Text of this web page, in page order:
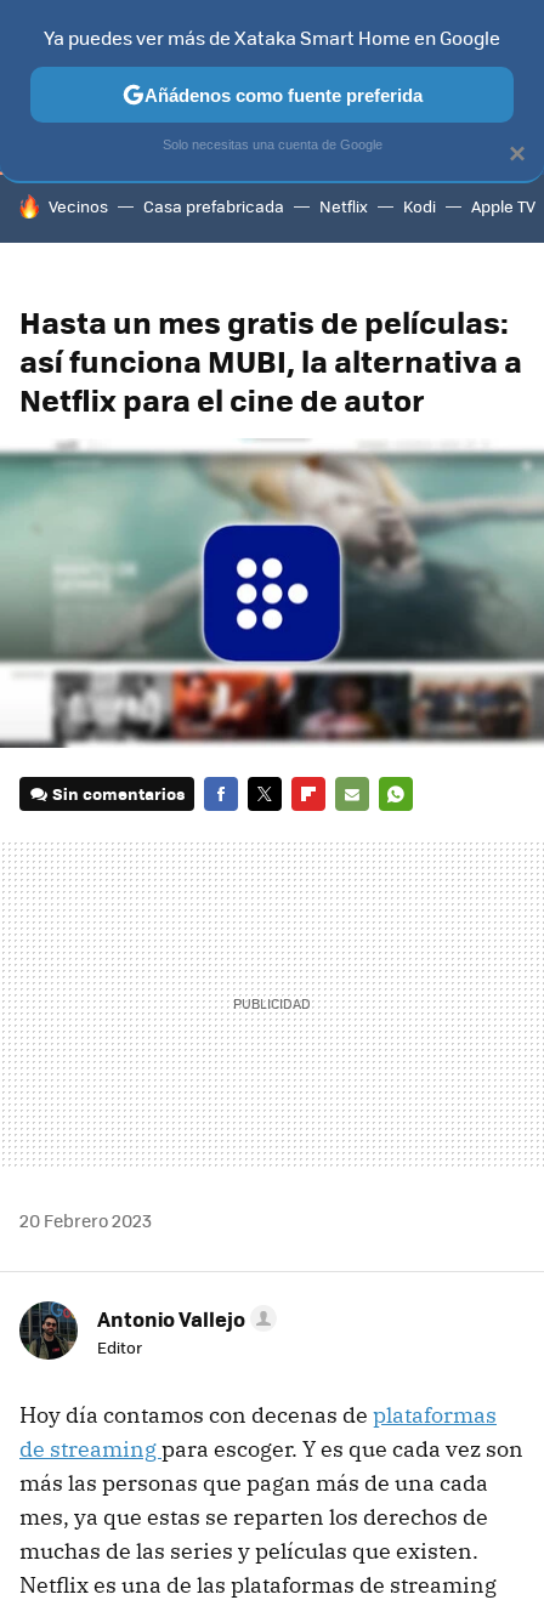
TELEVISORES CONTENIDOS SMART TV SELECCIÓN
HOY SE HABLA DE
Vecinos Casa prefabricada Netflix Kodi Apple TV
Hasta un mes gratis de películas:
así funciona MUBI, la alternativa a
Netflix para el cine de autor
Sin comentarios
MAIL
20 Febrero 2023
Antonio Vallejo
Editor
Hoy día contamos con decenas de plataformas
de streamingpara escoger. Y es que cada vez son
más las personas que pagan más de una cada
mes, ya que estas se reparten los derechos de
muchas de las series y películas que existen.
Netflix es una de las plataformas de streaming
×
Ya puedes ver más de Xataka Smart Home en Google
Añádenos como fuente preferida
Solo necesitas una cuenta de Google